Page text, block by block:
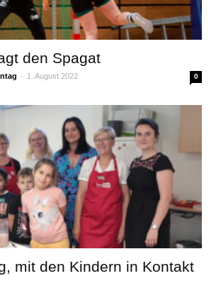
den Spagat
- 1. August 2022 0
mit den Kindern in Kontakt